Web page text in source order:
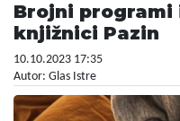
Brojni programi
knjižnici Pazin
10.10.2023 17:35
Autor: Glas Istre